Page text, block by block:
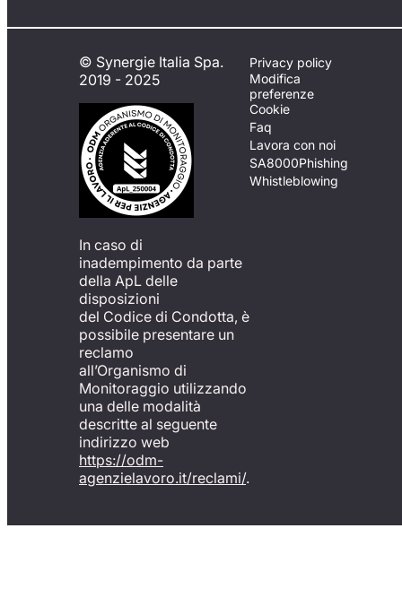
© Synergie Italia Spa.
2019 - 2025
In caso di
inadempimento da parte
della ApL delle
disposizioni
del Codice di Condotta, è
possibile presentare un
reclamo
all’Organismo di
Monitoraggio utilizzando
una delle modalità
descritte al seguente
indirizzo web
https://odm-
agenzielavoro.it/reclami/.
Privacy policy
Modifica
preferenze
Cookie
Faq
Lavora con noi
SA8000Phishing
Whistleblowing